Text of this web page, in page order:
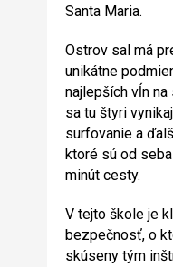
Santa Maria.
Ostrov sal má
unikátne
najlepších vĺn
sa tu štyri
surfovanie a
ktoré sú od
minút cesty.
V tejto škole je
bezpečnosť, o
skúseny tým